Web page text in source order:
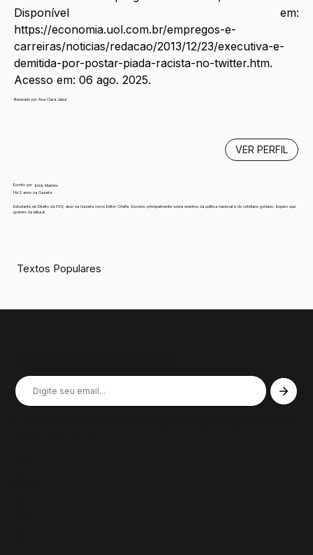
https://economia.uol.com.br/empregos-e-
carreiras/noticias/redacao/2013/12/23/executiva-e-
demitida-por-postar-piada-racista-no-twitter.htm.
Acesso em: 06 ago. 2025.
Revisado por Ana Clara Jabur
Escrito por
Erick Martins
Há 2 anos na Gazeta
Estudante de Direito da FGV, atuo na Gazeta como Editor-Chefe. Escrevo principalmente sobre eventos da política nacional e do cotidiano gvniano. Espero que
gostem da leitura!
VER PERFIL
Textos Populares